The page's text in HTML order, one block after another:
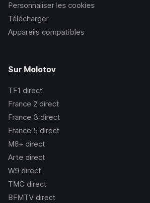
Personnaliser les cookies
Télécharger
Appareils compatibles
Sur Molotov
TF1 direct
France 2 direct
France 3 direct
France 5 direct
M6+ direct
Arte direct
W9 direct
TMC direct
BFMTV direct